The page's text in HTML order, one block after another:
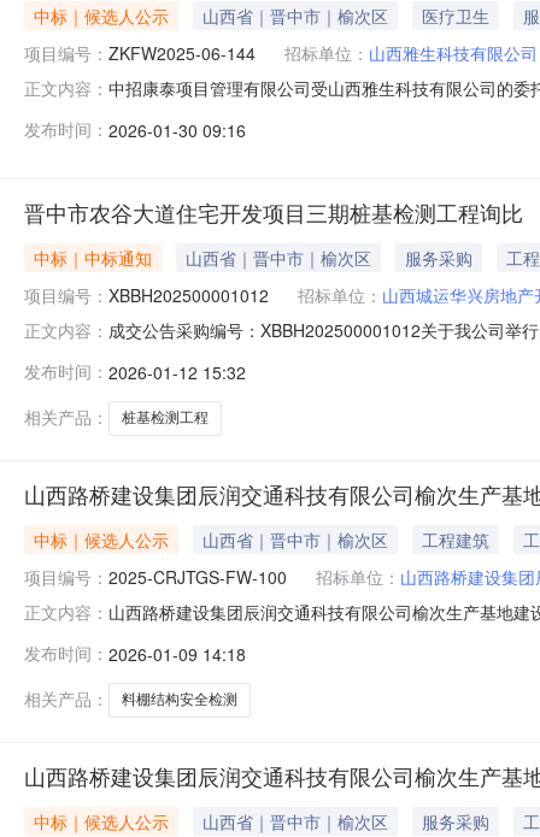
中标｜候选人公示 山西省｜晋中市｜榆次区 医疗卫生
项目编号： ZKFW2025-06-144 招标单位： 山西雅生科技有限公司
正文内容： 中招康泰项目管理有限公司受山西雅生科技有限公司的
西博奥检测股份有限公司公示时间：2026年1月30日-
发布时间： 2026-01-30 09:16
晋中市农谷大道住宅开发项目三期桩基检测工程询比
中标｜中标通知 山西省｜晋中市｜榆次区 服务采购
工程
项目编号： XBBH202500001012 招标单位： 山西城运华兴房地
正文内容： 成交公告采购编号：XBBH202500001012关于我公司举
13353519711
发布时间： 2026-01-12 15:32
相关产品：
桩基检测工程
山西路桥建设集团辰润交通科技有限公司榆次生产
中标｜候选人公示 山西省｜晋中市｜榆次区 工程建筑
项目编号： 2025-CRJTGS-FW-100 招标单位： 山西路桥建设集
正文内容： 山西路桥建设集团辰润交通科技有限公司榆次生产基地
产基地建设项目料棚结构安全检测谈判采购，经评标委
发布时间： 2026-01-09 14:18
相关产品：
料棚结构安全检测
山西路桥建设集团辰润交通科技有限公司榆次生产基
中标｜候选人公示 山西省｜晋中市｜榆次区 服务采购